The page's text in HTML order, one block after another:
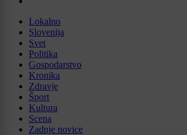
Lokalno
Slovenija
Svet
Politika
Gospodarstvo
Kronika
Zdravje
Šport
Kultura
Scena
Zadnje novice